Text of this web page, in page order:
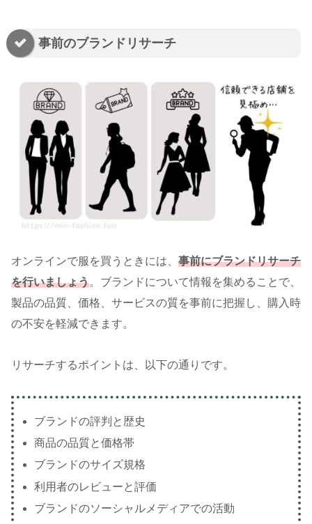
事前のブランドリサーチ
オンラインで服を買うときには、 事前にブランドリサーチ
を行いましょう。ブランドについて情報を集めることで、
製品の品質、価格、サービスの質を事前に把握し、購入時
の不安を軽減できます。
リサーチするポイントは、以下の通りです。
ブランドの評判と歴史
商品の品質と価格帯
ブランドのサイズ規格
利用者のレビューと評価
ブランドのソーシャルメディアでの活動